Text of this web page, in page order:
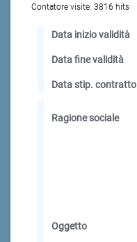
Contatore visite: 3816 hits
Data inizio validità
Data fine validità
Data stip. contratto
Ragione sociale
Oggetto